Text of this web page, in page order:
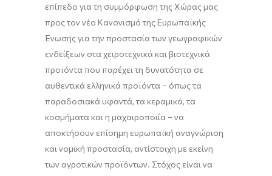
επίπεδο για τη συμμόρφωση της Χώρας μας
προς τον νέο Κανονισμό της Ευρωπαϊκής
Ένωσης για την προστασία των γεωγραφικών
ενδείξεων στα χειροτεχνικά και βιοτεχνικά
προϊόντα που παρέχει τη δυνατότητα σε
αυθεντικά ελληνικά προϊόντα – όπως τα
παραδοσιακά υφαντά, τα κεραμικά, τα
κοσμήματα και η μαχαιροποιία – να
αποκτήσουν επίσημη ευρωπαϊκή αναγνώριση
και νομική προστασία, αντίστοιχη με εκείνη
των αγροτικών προϊόντων. Στόχος είναι να